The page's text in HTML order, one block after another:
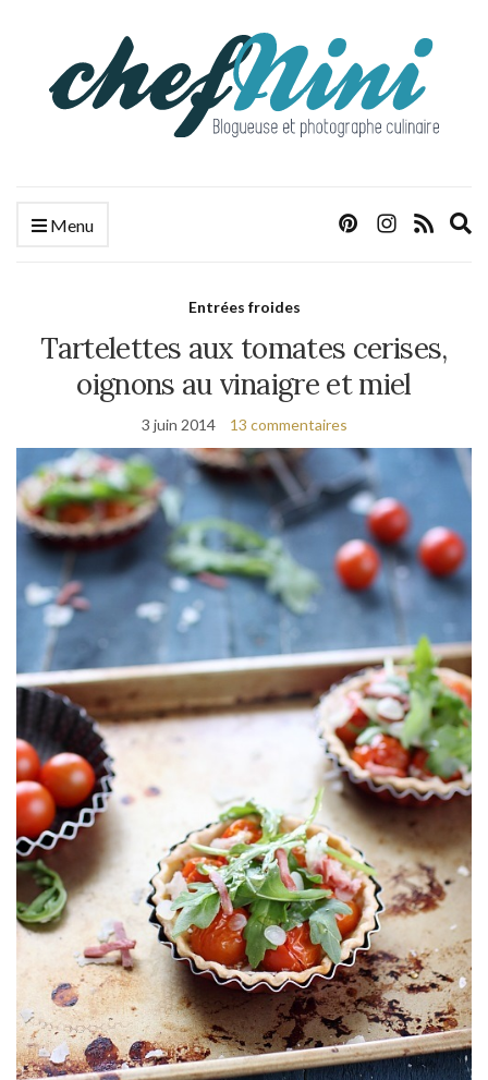
Menu
Entrées froides
Tartelettes aux tomates cerises,
oignons au vinaigre et miel
3 juin 2014 13 commentaires